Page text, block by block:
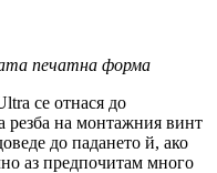
печатна форма
се отнася до
резба на монтажния винт
до падането й, ако
аз предпочитам много